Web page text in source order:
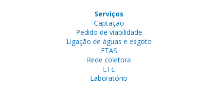
Serviços
Captação
Pedido de viabilidade
Ligação de águas e esgoto
ETAS
Rede coletora
ETE
Laboratório